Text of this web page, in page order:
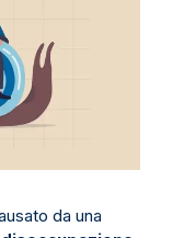
da una